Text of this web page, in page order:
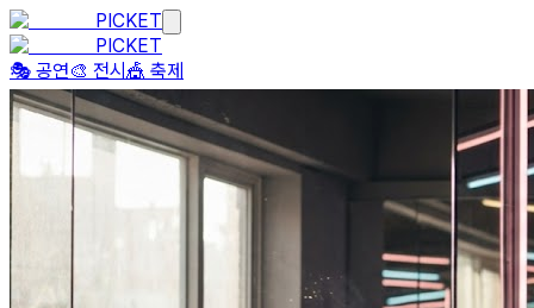
PICKET
PICKET
🎭 공연🎨 전시 🎪 축제